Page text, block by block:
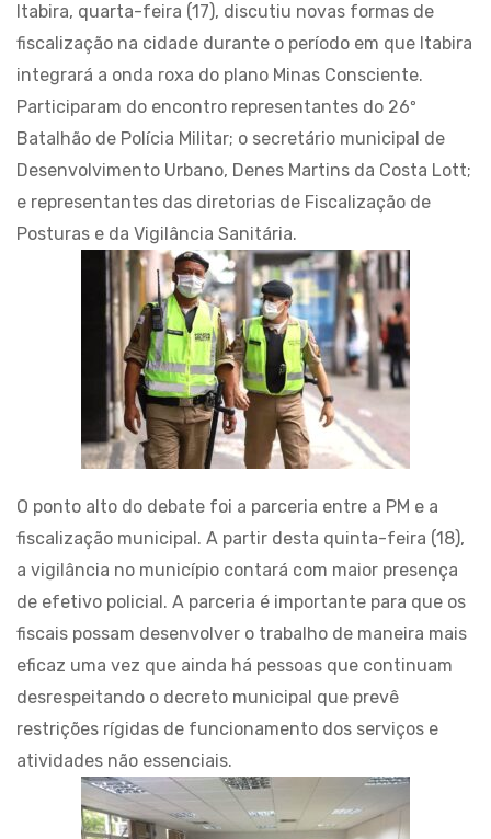
Itabira, quarta-feira (17), discutiu novas formas de
fiscalização na cidade durante o período em que Itabira
integrará a onda roxa do plano Minas Consciente.
Participaram do encontro representantes do 26º
Batalhão de Polícia Militar; o secretário municipal de
Desenvolvimento Urbano, Denes Martins da Costa Lott;
e representantes das diretorias de Fiscalização de
Posturas e da Vigilância Sanitária.
O ponto alto do debate foi a parceria entre a PM e a
fiscalização municipal. A partir desta quinta-feira (18),
a vigilância no município contará com maior presença
de efetivo policial. A parceria é importante para que os
fiscais possam desenvolver o trabalho de maneira mais
eficaz uma vez que ainda há pessoas que continuam
desrespeitando o decreto municipal que prevê
restrições rígidas de funcionamento dos serviços e
atividades não essenciais.